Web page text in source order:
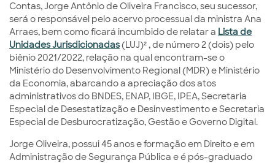
Contas, Jorge Antônio de Oliveira Francisco, seu sucessor,
será o responsável pelo acervo processual da ministra Ana
Arraes, bem como ficará incumbido de relatar a Lista de
Unidades Jurisdicionadas(LUJ)² , de número 2 (dois) pelo
biênio 2021/2022, relação na qual encontram-se o
Ministério do Desenvolvimento Regional (MDR) e Ministério
da Economia, abarcando a apreciação dos atos
administrativos do BNDES, ENAP, IBGE, IPEA, Secretaria
Especial de Desestatização e Desinvestimento e Secretaria
Especial de Desburocratização, Gestão e Governo Digital.
Jorge Oliveira, possui 45 anos e formação em Direito e em
Administração de Segurança Pública e é pós-graduado